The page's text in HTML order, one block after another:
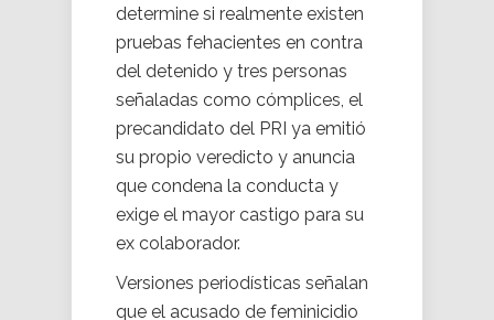
determine si realmente existen
pruebas fehacientes en contra
del detenido y tres personas
señaladas como cómplices, el
precandidato del PRI ya emitió
su propio veredicto y anuncia
que condena la conducta y
exige el mayor castigo para su
ex colaborador.
Versiones periodísticas señalan
que el acusado de feminicidio